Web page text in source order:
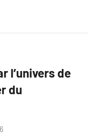
l’univers de
du